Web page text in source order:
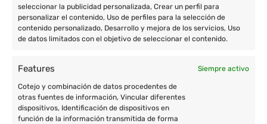
seleccionar la publicidad personalizada, Crear un perfil para
personalizar el contenido, Uso de perfiles para la selección de
contenido personalizado, Desarrollo y mejora de los servicios, Uso
de datos limitados con el objetivo de seleccionar el contenido.
Features Siempre activo
Cotejo y combinación de datos procedentes de
otras fuentes de información, Vincular diferentes
dispositivos, Identificación de dispositivos en
función de la información transmitida de forma